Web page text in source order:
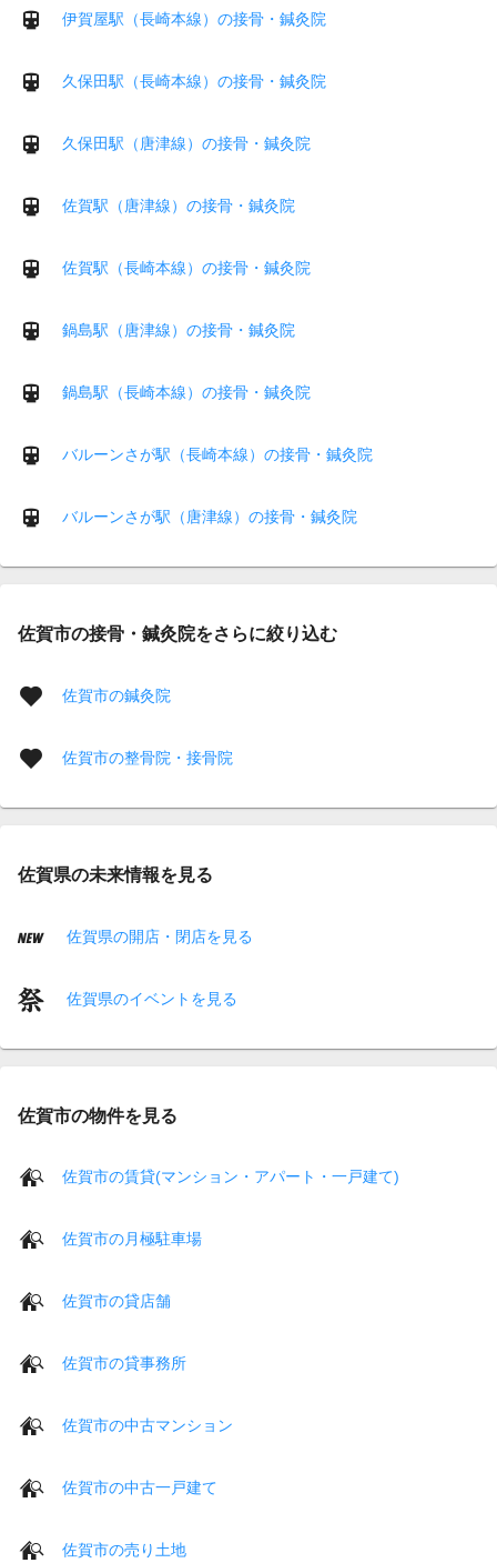
伊賀屋駅（長崎本線）の接骨・鍼灸院
久保田駅（長崎本線）の接骨・鍼灸院
久保田駅（唐津線）の接骨・鍼灸院
佐賀駅（唐津線）の接骨・鍼灸院
佐賀駅（長崎本線）の接骨・鍼灸院
鍋島駅（唐津線）の接骨・鍼灸院
鍋島駅（長崎本線）の接骨・鍼灸院
バルーンさが駅（長崎本線）の接骨・鍼灸院
バルーンさが駅（唐津線）の接骨・鍼灸院
佐賀市の接骨・鍼灸院をさらに絞り込む
佐賀市の鍼灸院
佐賀市の整骨院・接骨院
佐賀県の未来情報を見る
佐賀県の開店・閉店を見る
佐賀県のイベントを見る
佐賀市の物件を見る
佐賀市の賃貸(マンション・アパート・一戸建て)
佐賀市の月極駐車場
佐賀市の貸店舗
佐賀市の貸事務所
佐賀市の中古マンション
佐賀市の中古一戸建て
佐賀市の売り土地